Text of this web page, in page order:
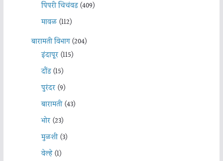
पिंपरी चिचंवड(409)
मावळ(112)
बारामती विभाग(204)
इंदापूर(115)
दौंड(15)
पुरंदर(9)
बारामती(43)
भोर(23)
मुळशी(3)
वेल्हे(1)